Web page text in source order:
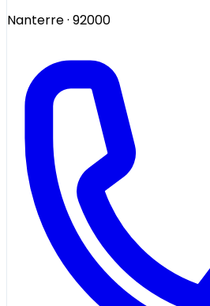
Nanterre· 92000